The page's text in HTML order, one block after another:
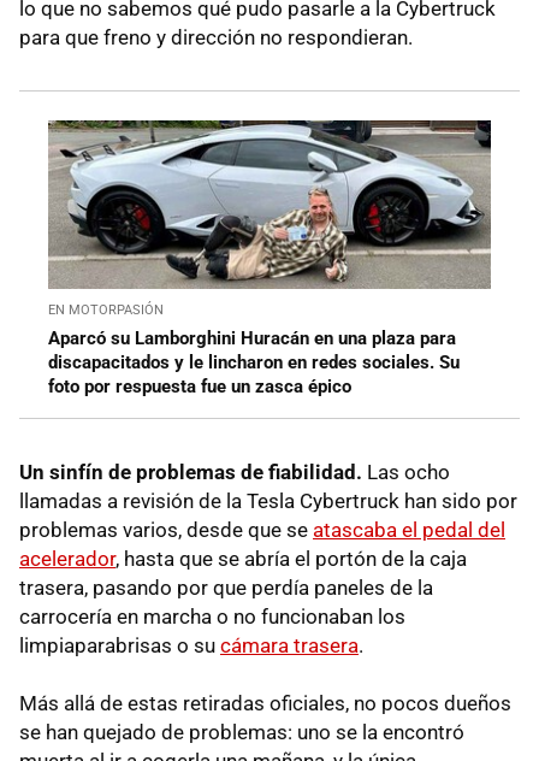
lo que no sabemos qué pudo pasarle a la Cybertruck
para que freno y dirección no respondieran.
EN MOTORPASIÓN
Aparcó su Lamborghini Huracán en una plaza para
discapacitados y le lincharon en redes sociales. Su
foto por respuesta fue un zasca épico
Un sinfín de problemas de fiabilidad. Las ocho
llamadas a revisión de la Tesla Cybertruck han sido por
problemas varios, desde que se atascaba el pedal del
acelerador, hasta que se abría el portón de la caja
trasera, pasando por que perdía paneles de la
carrocería en marcha o no funcionaban los
limpiaparabrisas o su cámara trasera.
Más allá de estas retiradas oficiales, no pocos dueños
se han quejado de problemas: uno se la encontró